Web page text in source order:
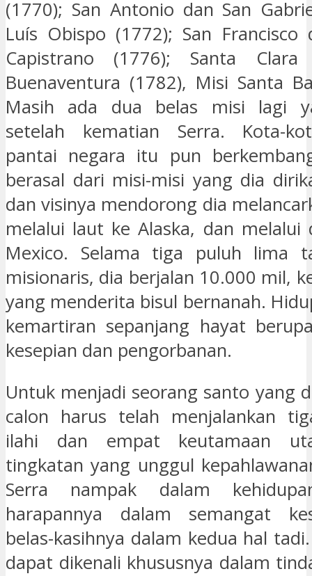
(1770); San Antonio dan San
Luís Obispo (1772); San Francisco
Capistrano (1776); Santa
Buenaventura (1782), Misi Santa
Masih ada dua belas misi lagi
setelah kematian Serra. Kota-
pantai negara itu pun
berasal dari misi-misi yang dia
dan visinya mendorong dia
melalui laut ke Alaska, dan melalui
Mexico. Selama tiga puluh lima
misionaris, dia berjalan 10.000 mil,
yang menderita bisul bernanah.
kemartiran sepanjang hayat
kesepian dan pengorbanan.
Untuk menjadi seorang santo yang
calon harus telah menjalankan
ilahi dan empat keutamaan
tingkatan yang unggul
Serra nampak dalam
harapannya dalam semangat
belas-kasihnya dalam kedua hal
dapat dikenali khususnya dalam